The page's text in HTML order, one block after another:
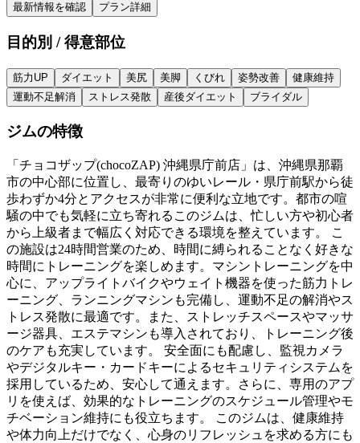
最新情報を確認 プラン詳細
目的別 / 得意部位
筋力UP ダイエット 美尻 美脚 くびれ 姿勢改善
健康維持
運動不足解消
ストレス発散 産後ダイエット ブライダル
ジムの特徴
「チョコザップ(chocoZAP) 沖縄県庁前店」は、沖縄県那覇
市の中心部に位置し、最寄りのゆいレール・県庁前駅から徒
歩わずか4分とアクセスが非常に便利な立地です。都市の喧
騒の中でも気軽に立ち寄れるこのジムは、忙しい方や初心者
から上級者まで幅広く対応できる環境を整えています。 こ
の施設は24時間営業のため、時間に縛られることなく好きな
時間にトレーニングを楽しめます。マシントレーニングを中
心に、アップライトバイクやウェイト機器を使った筋力トレ
ーニング、ランニングマシンも完備し、運動不足の解消やス
トレス発散に最適です。また、ストレッチスペースやマッサ
ージ器具、エステマシンも導入されており、トレーニング後
のケアも充実しています。 安全面にも配慮し、監視カメラ
やデジタルキー・カードキーによるセキュリティシステムを
採用しているため、安心して通えます。さらに、専用のアプ
リを使えば、効果的なトレーニングのスケジュール管理やモ
チベーション維持にも役立ちます。 このジムは、健康維持
や体力向上だけでなく、心身のリフレッシュを求める方にも